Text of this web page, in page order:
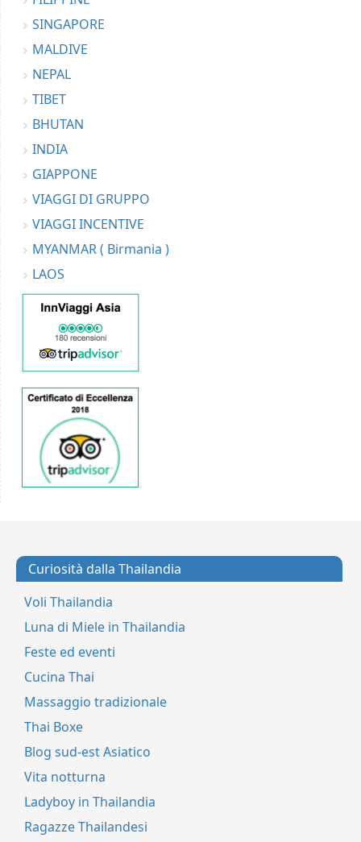
SINGAPORE
MALDIVE
NEPAL
TIBET
BHUTAN
INDIA
GIAPPONE
VIAGGI DI GRUPPO
VIAGGI INCENTIVE
MYANMAR ( Birmania )
LAOS
Curiosità dalla Thailandia
Voli Thailandia
Luna di Miele in Thailandia
Feste ed eventi
Cucina Thai
Massaggio tradizionale
Thai Boxe
Blog sud-est Asiatico
Vita notturna
Ladyboy in Thailandia
Ragazze Thailandesi